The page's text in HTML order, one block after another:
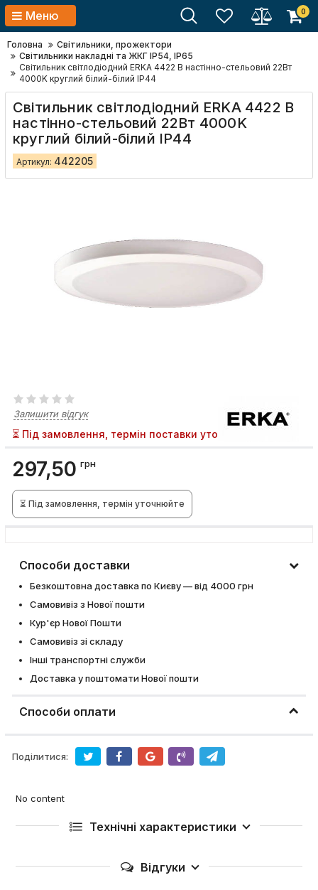
Меню 0
Головна
Світильники, прожектори
Світильники накладні та ЖКГ IP54, IP65
Світильник світлодіодний ERKA 4422 B настінно-стельовий 22Вт
4000K круглий білий-білий IP44
Світильник світлодіодний ERKA 4422 B
настінно-стельовий 22Вт 4000K
круглий білий-білий IP44
Артикул: 442205
Залишити відгук
⏳ Під замовлення, термін поставки уточнюйте
297,50 грн
⏳ Під замовлення, термін уточнюйте
Способи доставки
Безкоштовна доставка по Києву — від 4000 грн
Самовивіз з Нової пошти
Кур'єр Нової Пошти
Самовивіз зі складу
Інші транспортні служби
Доставка у поштомати Нової пошти
Способи оплати
Поділитися:
No content
Технічні характеристики
Відгуки